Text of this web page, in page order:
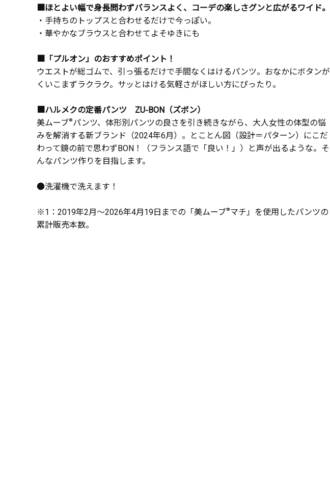
■ほとよい幅で身長問わずバランスよく、コーデの楽しさグンと広がるワイド。
・手持ちのトップスと合わせるだけで今っぽい。
・華やかなブラウスと合わせてよそゆきにも
■「プルオン」のおすすめポイント！
ウエストが総ゴムで、引っ張るだけで手間なくはけるパンツ。おなかにボタンが
くいこまずラクラク。サッとはける気軽さがほしい方にぴったり。
■ハルメクの定番パンツ ZU-BON（ズボン）
美ムーブ®パンツ、体形別パンツの良さを引き続きながら、大人女性の体型の悩
みを解消する新ブランド（2024年6月）。とことん図（設計＝パターン）にこだ
わって鏡の前で思わずBON！（フランス語で「良い！」）と声が出るような。そ
んなパンツ作りを目指します。
●洗濯機で洗えます！
※1：2019年2月～2026年4月19日までの「美ムーブ®マチ」を使用したパンツの
累計販売本数。